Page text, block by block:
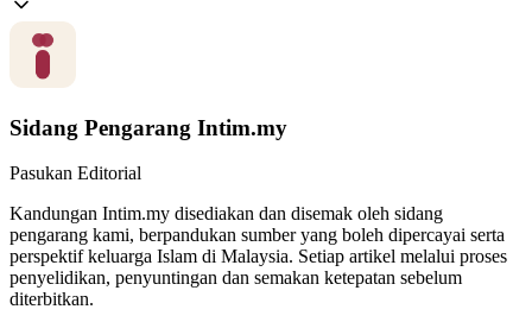
Sidang Pengarang Intim.my
Pasukan Editorial
Kandungan Intim.my disediakan dan disemak oleh sidang
pengarang kami, berpandukan sumber yang boleh dipercayai serta
perspektif keluarga Islam di Malaysia. Setiap artikel melalui proses
penyelidikan, penyuntingan dan semakan ketepatan sebelum
diterbitkan.